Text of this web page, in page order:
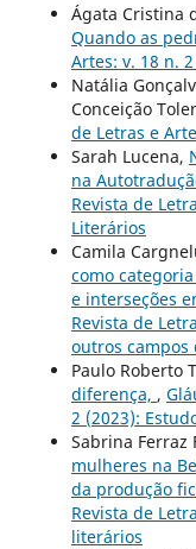
Ágata Cristina
Quando as
Artes: v. 18 n.
Natália
Conceição
de Letras e
Sarah Lucena,
na
Revista de
Literários
Camila
como
e interseções
Revista de
outros campos
Paulo Roberto
diferença, ,
2 (2023):
Sabrina Ferraz
mulheres na
da produção
Revista de
literários